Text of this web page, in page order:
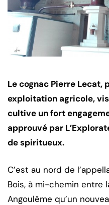
Le cognac Pierre Lecat,
exploitation agricole,
cultive un fort
approuvé par
de spiritueux.
C’est au nord de
Bois, à mi-chemin entre
Angoulême qu’un